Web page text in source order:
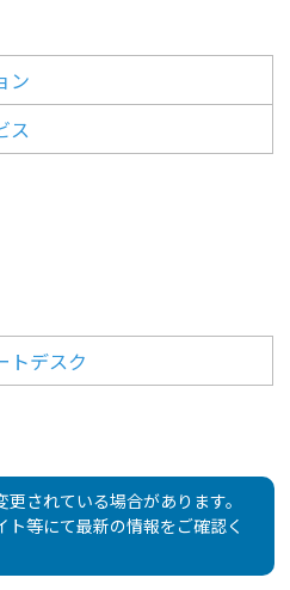
ン
ス
トデスク
されている場合があります。
ト等にて最新の情報をご確認く